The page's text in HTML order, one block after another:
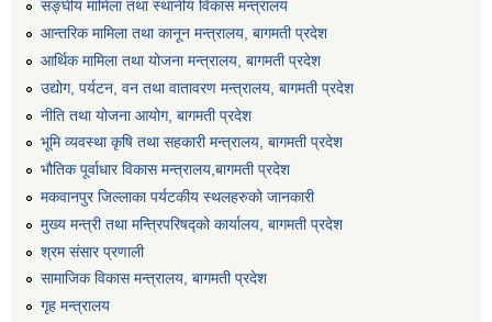
सङ्घीय मामिला तथा स्थानीय विकास मन्त्रालय
आन्तरिक मामिला तथा कानून मन्त्रालय, बागमती प्रदेश
आर्थिक मामिला तथा योजना मन्त्रालय, बागमती प्रदेश
उद्योग, पर्यटन, वन तथा वातावरण मन्त्रालय, बागमती प्रदेश
नीति तथा योजना आयोग, बागमती प्रदेश
भूमि व्यवस्था कृषि तथा सहकारी मन्त्रालय, बागमती प्रदेश
भौतिक पूर्वाधार विकास मन्त्रालय,बागमती प्रदेश
मकवानपुर जिल्लाका पर्यटकीय स्थलहरुको जानकारी
मुख्य मन्त्री तथा मन्त्रिपरिषद्को कार्यालय, बागमती प्रदेश
श्रम संसार प्रणाली
सामाजिक विकास मन्त्रालय, बागमती प्रदेश
गृह मन्त्रालय